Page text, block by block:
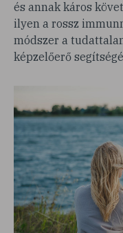
és annak káros
ilyen a rossz
módszer a
képzelőerő